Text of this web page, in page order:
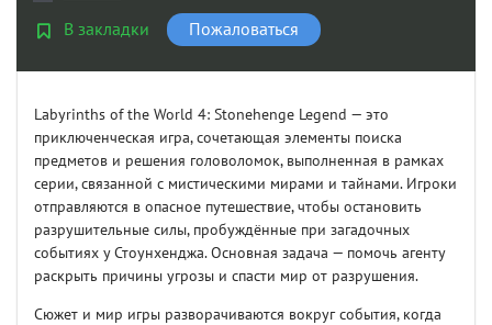
В закладки Пожаловаться
Labyrinths of the World 4: Stonehenge Legend — это
приключенческая игра, сочетающая элементы поиска
предметов и решения головоломок, выполненная в рамках
серии, связанной с мистическими мирами и тайнами. Игроки
отправляются в опасное путешествие, чтобы остановить
разрушительные силы, пробуждённые при загадочных
событиях у Стоунхенджа. Основная задача — помочь агенту
раскрыть причины угрозы и спасти мир от разрушения.
Сюжет и мир игры разворачиваются вокруг события, когда